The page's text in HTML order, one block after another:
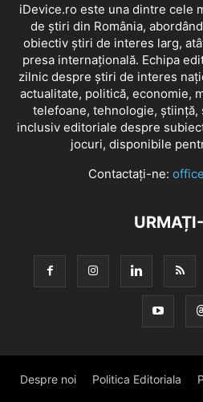
iDevice.ro este una dintre cele
de știri din România,
obiectiv știri de interes larg,
presa internațională. Echipa
zilnic despre știri de interes
actualitate, politică, economie,
telefoane, tehnologie, știință,
inclusiv editoriale despre
jocuri, disponibile
Contactați-ne:
Despre noi Politica Editoriala